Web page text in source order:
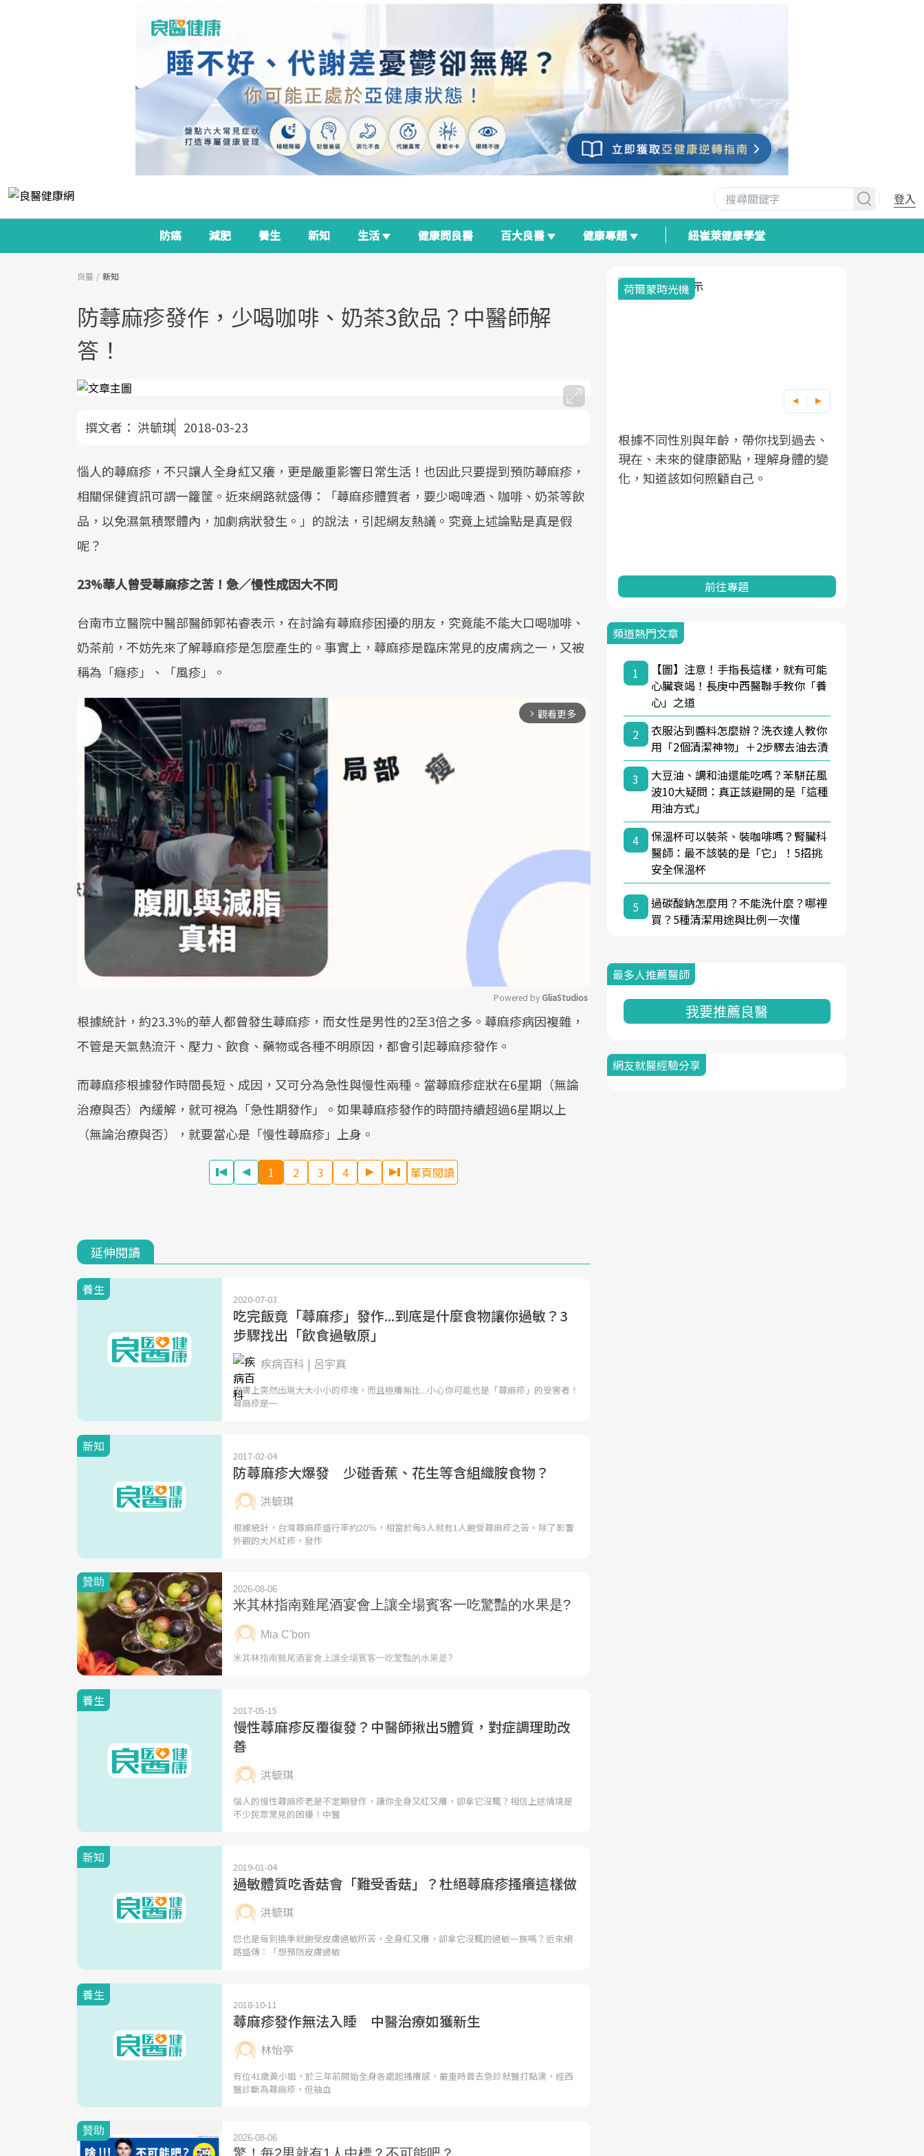
登入
防癌 減肥 養生 新知 生活 健康問良醫 百大良醫 健康專題 紐崔萊健康學堂
良醫 新知
防蕁麻疹發作，少喝咖啡、奶茶3飲品？中醫師解
答！
撰文者： 洪毓琪 2018-03-23
惱人的蕁麻疹，不只讓人全身紅又癢，更是嚴重影響日常生活！也因此只要提到預防蕁麻疹，
相關保健資訊可謂一籮筐。近來網路就盛傳：「蕁麻疹體質者，要少喝啤酒、咖啡、奶茶等飲
品，以免濕氣積聚體內，加劇病狀發生。」的說法，引起網友熱議。究竟上述論點是真是假
呢？
23%華人曾受蕁麻疹之苦！急／慢性成因大不同
台南市立醫院中醫部醫師郭祐睿表示，在討論有蕁麻疹困擾的朋友，究竟能不能大口喝咖啡、
奶茶前，不妨先來了解蕁麻疹是怎麼產生的。事實上，蕁麻疹是臨床常見的皮膚病之一，又被
稱為「癮疹」、「風疹」。
arrow_forward_ios 觀看更多
Powered by GliaStudios
根據統計，約23.3%的華人都曾發生蕁麻疹，而女性是男性的2至3倍之多。蕁麻疹病因複雜，
不管是天氣熱流汗、壓力、飲食、藥物或各種不明原因，都會引起蕁麻疹發作。
而蕁麻疹根據發作時間長短、成因，又可分為急性與慢性兩種。當蕁麻疹症狀在6星期（無論
治療與否）內緩解，就可視為「急性期發作」。如果蕁麻疹發作的時間持續超過6星期以上
（無論治療與否），就要當心是「慢性蕁麻疹」上身。
1 2 3 4 單頁閱讀
延伸閱讀
養生
2020-07-03
吃完飯竟「蕁麻疹」發作...到底是什麼食物讓你過敏？3
步驟找出「飲食過敏原」
疾病百科 | 呂宇真
皮膚上突然出現大大小小的疹塊，而且極癢無比...小心你可能也是「蕁麻疹」的受害者！
蕁麻疹是一
新知
2017-02-04
防蕁麻疹大爆發 少碰香蕉、花生等含組織胺食物？
洪毓琪
根據統計，台灣蕁麻疹盛行率約20％，相當於每5人就有1人飽受蕁麻疹之苦。除了影響
外觀的大片紅疹，發作
養生
2017-05-15
慢性蕁麻疹反覆復發？中醫師揪出5體質，對症調理助改
善
洪毓琪
惱人的慢性蕁麻疹老是不定期發作，讓你全身又紅又癢，卻拿它沒輒？相信上述情境是
不少民眾常見的困擾！中醫
新知
2019-01-04
過敏體質吃香菇會「難受香菇」？杜絕蕁麻疹搔癢這樣做
洪毓琪
您也是每到換季就飽受皮膚過敏所苦，全身紅又癢，卻拿它沒輒的過敏一族嗎？近來網
路盛傳：「想預防皮膚過敏
養生
2018-10-11
蕁麻疹發作無法入睡 中醫治療如獲新生
林怡亭
有位41歲黃小姐，於三年前開始全身各處起搔癢感，嚴重時曾去急診就醫打點滴，經西
醫診斷為蕁麻疹，但抽血
政策如「健康台灣推動委員會」與「長
照3.0」的推進，「預防醫學」已成全民
關注的核心議題。然而，健檢不只是醫
全面啟動你的健康革命！
建立對亞健康的認知，進而引導實際的
改善行動。
荷爾蒙時光機
根據不同性別與年齡，帶你找到過去、
現在、未來的健康節點，理解身體的變
化，知道該如何照顧自己。
前往專題
頻道熱門文章
1
【圖】注意！手指長這樣，就有可能
心臟衰竭！長庚中西醫聯手教你「養
心」之道
2
衣服沾到醬料怎麼辦？洗衣達人教你
用「2個清潔神物」＋2步驟去油去漬
3
大豆油、調和油還能吃嗎？苯駢芘風
波10大疑問：真正該避開的是「這種
用油方式」
4
保溫杯可以裝茶、裝咖啡嗎？腎臟科
醫師：最不該裝的是「它」！5招挑
安全保溫杯
5
過碳酸鈉怎麼用？不能洗什麼？哪裡
買？5種清潔用途與比例一次懂
最多人推薦醫師
我要推薦良醫
網友就醫經驗分享